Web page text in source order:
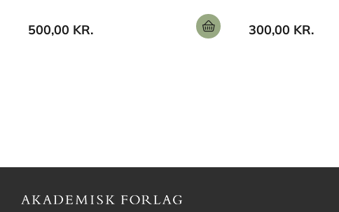
500,00 KR. 300,00 KR.